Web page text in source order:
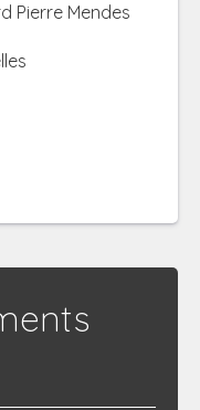
Pierre Mendes